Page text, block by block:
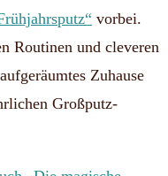
vorbei.
Routinen und cleveren
Zuhause
Großputz-